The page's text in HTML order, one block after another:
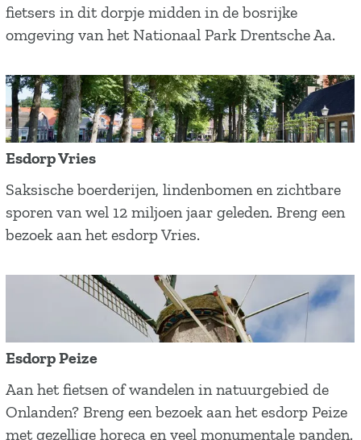
r
i
k
d
o
r
p
Z
e
e
fietsers in dit dorpje midden in de bosrijke
omgeving van het Nationaal Park Drentsche Aa.
Esdorp Vries
E
s
d
r
r
i
e
s
Saksische boerderijen, lindenbomen en zichtbare
sporen van wel 12 miljoen jaar geleden. Breng een
bezoek aan het esdorp Vries.
Esdorp Peize
E
s
d
Aan het fietsen of wandelen in natuurgebied de
Onlanden? Breng een bezoek aan het esdorp Peize
met gezellige horeca en veel monumentale panden.